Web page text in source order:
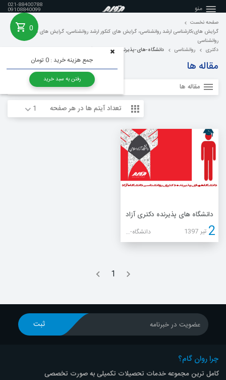
منو
خانه
021-88400788
09108840099
0
جمع هزینه خرید :
رفتن به سبد خرید
صفحه نخست
گرایش های کارشناسی ارشد روانشناسی، گرایش های کنکور ارشد روانشناسی، گرایش های مجموعه
روانشناسی
دکتری
روانشناسی دانشگاه-های-پذیرنده-دکتری دانشگاه آزاد
مقاله ها
مقاله ها
تعداد آیتم ها در هر صفحه
دانشگاه های پذیرنده دکتری آزاد
2 تیر 1397 دانشگاه-های-پذیرنده-دکتری دانشگاه آزاد
1
عضویت در خبرنامه ثبت
چرا روان گام؟
کامل ترین مجموعه خدمات تحصیلات تکمیلی به صورت تخصصی